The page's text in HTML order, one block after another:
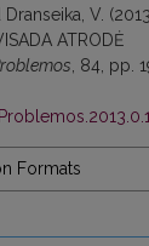
V.
ATRODĖ
, 84, pp.
Formats